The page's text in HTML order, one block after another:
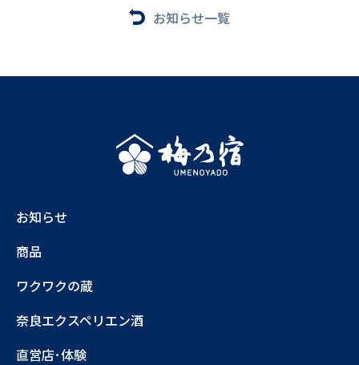
お知らせ一覧
お知らせ
商品
ワクワクの蔵
奈良エクスペリエン酒
直営店･体験